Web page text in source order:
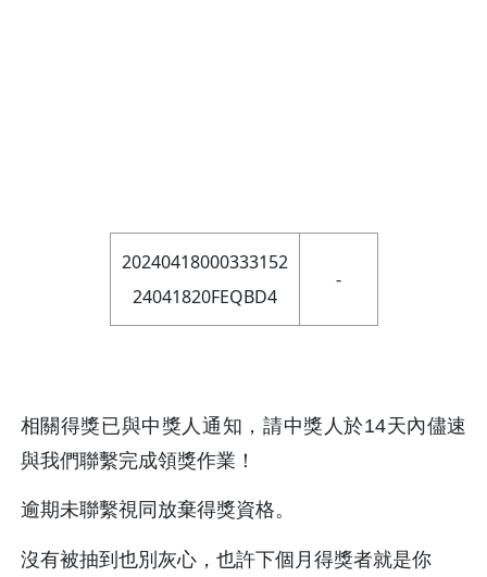
20240418000333152
24041820FEQBD4
-
相關得獎已與中獎人通知，請中獎人於14天內儘速
與我們聯繫完成領獎作業！
逾期未聯繫視同放棄得獎資格。
沒有被抽到也別灰心，也許下個月得獎者就是你